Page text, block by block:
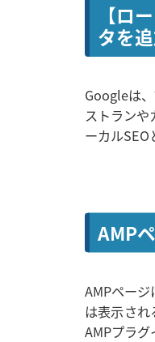
【ロ
タを
Googleは
ストラン
ーカル
AMP
AMPペー
は表示さ
AMPプラグ